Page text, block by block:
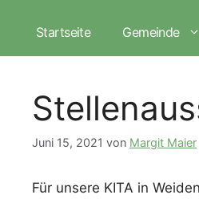
Startseite Gemeinde
Juni 15, 2021 von Margit Maier
Für unsere KITA in